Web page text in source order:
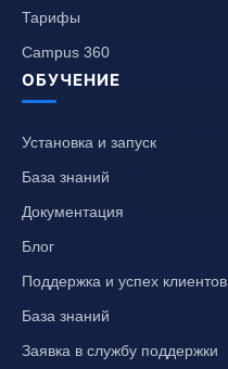
Тарифы
Campus 360
ОБУЧЕНИЕ
Установка и запуск
База знаний
Документация
Блог
Поддержка и успех клиентов
База знаний
Заявка в службу поддержки